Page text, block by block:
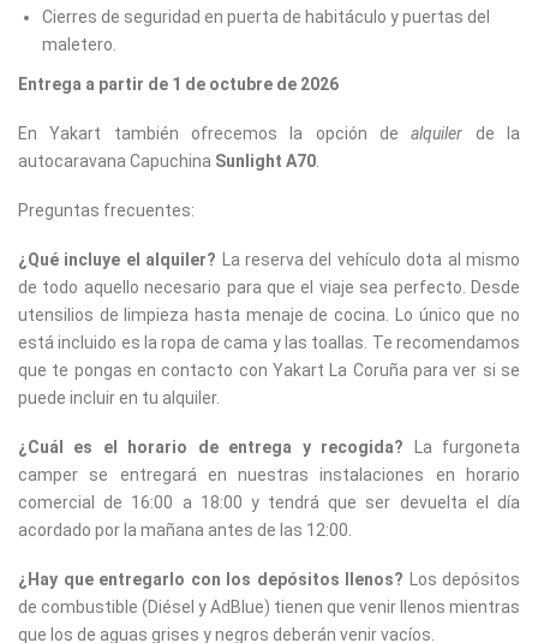
Cierres de seguridad en puerta de habitáculo y puertas del
maletero.
Entrega a partir de 1 de octubre de 2026
En Yakart también ofrecemos la opción dealquiler de la
autocaravana Capuchina Sunlight A70
Preguntas frecuentes:
¿Qué incluye el alquiler? La reserva del vehículo dota al mismo
de todo aquello necesario para que el viaje sea perfecto. Desde
utensilios de limpieza hasta menaje de cocina. Lo único que no
está incluido es la ropa de cama y las toallas. Te recomendamos
que te pongas en contacto con Yakart La Coruña para ver si se
puede incluir en tu alquiler.
¿Cuál es el horario de entrega y recogida? La furgoneta
camper se entregará en nuestras instalaciones en horario
comercial de 16:00 a 18:00 y tendrá que ser devuelta el día
acordado por la mañana antes de las 12:00.
¿Hay que entregarlo con los depósitos llenos? Los depósitos
de combustible (Diésel y AdBlue) tienen que venir llenos mientras
que los de aguas grises y negros deberán venir vacíos.